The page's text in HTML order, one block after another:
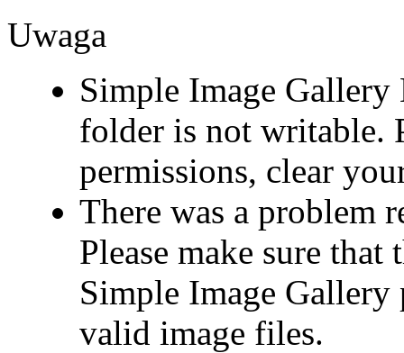
Uwaga
Simple Image
folder is not writable.
permissions, clear
There was a problem
Please make sure
Simple Image Gallery
valid image files.